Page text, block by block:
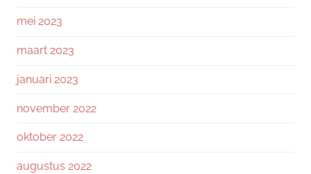
mei 2023
maart 2023
januari 2023
november 2022
oktober 2022
augustus 2022